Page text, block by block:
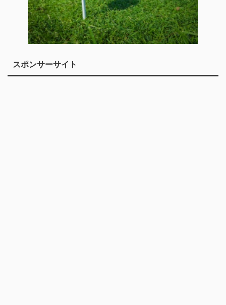
スポンサーサイト